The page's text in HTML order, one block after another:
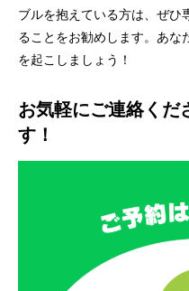
ブルを抱えている方は、ぜひ
ることをお勧めします。あな
を起こしましょう！
お気軽にご連絡くだ
す！